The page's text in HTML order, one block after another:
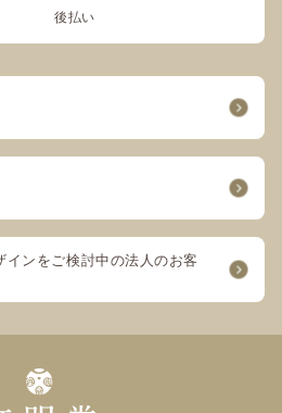
後払い
インをご検討中の法人のお客